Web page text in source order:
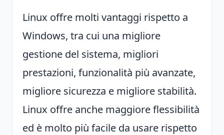
Linux offre molti vantaggi rispetto a
Windows, tra cui una migliore
gestione del sistema, migliori
prestazioni, funzionalità più avanzate,
migliore sicurezza e migliore stabilità.
Linux offre anche maggiore flessibilità
ed è molto più facile da usare rispetto